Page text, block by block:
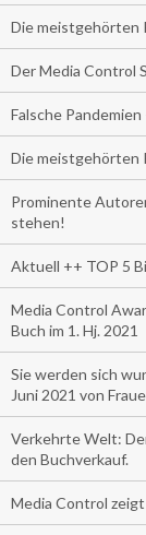
Die meistgehörten
Der Media Control
Falsche
Die meistgehörten
Prominente
stehen!
Aktuell ++ TOP 5
Media Control
Buch im 1. Hj. 2021
Sie werden sich
Juni 2021 von
Verkehrte Welt:
den Buchverkauf.
Media Control